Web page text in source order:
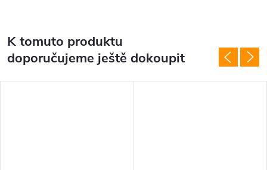
K tomuto produktu
doporučujeme ještě dokoupit